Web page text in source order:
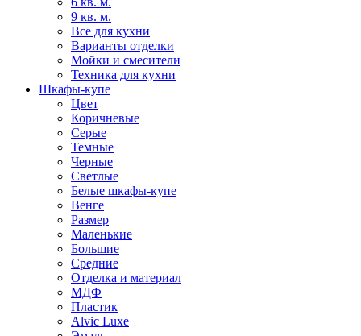
9 кв. м.
Все для кухни
Варианты отделки
Мойки и смесители
Техника для кухни
Шкафы-купе
Цвет
Коричневые
Серые
Темные
Черные
Светлые
Белые шкафы-купе
Венге
Размер
Маленькие
Большие
Средние
Отделка и материал
МДФ
Пластик
Alvic Luxe